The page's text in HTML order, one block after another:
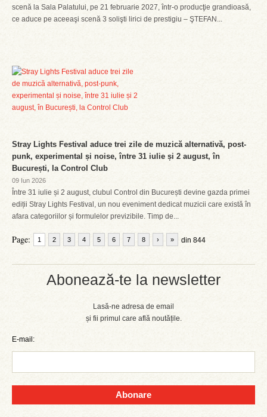
Abonează-te la newsletter
Lasă-ne adresa de email
și fii primul care află noutățile.
E-mail:
Abonare
scenă la Sala Palatului, pe 21 februarie 2027, într-o producţie grandioasă,
ce aduce pe aceeaşi scenă 3 solişti lirici de prestigiu – ŞTEFAN...
Stray Lights Festival aduce trei zile de muzică alternativă, post-
punk, experimental și noise, între 31 iulie și 2 august, în
București, la Control Club
09 Iun 2026
Între 31 iulie și 2 august, clubul Control din București devine gazda primei
ediții Stray Lights Festival, un nou eveniment dedicat muzicii care există în
afara categoriilor și formulelor previzibile. Timp de...
Page: 1 2 3 4 5 6 7 8 din 844
› »